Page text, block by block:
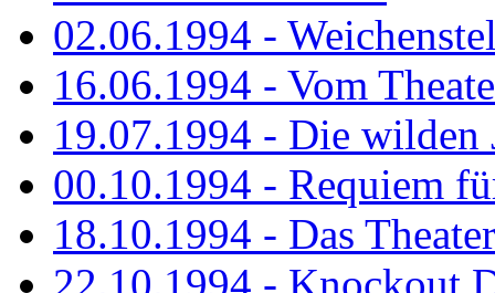
02.06.1994 -
16.06.1994 - Vom
19.07.1994 - Die wilden
00.10.1994 - Requiem
18.10.1994 - Das
22.10.1994 - Knockout